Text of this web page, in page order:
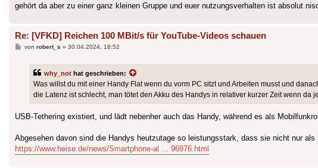
gehört da aber zu einer ganz kleinen Gruppe und euer nutzungsverhalten ist absolut
Re: [VFKD] Reichen 100 MBit/s für YouTube-Videos schauen
Beitrag
von robert_s » 30.04.2024, 18:52
why_not hat geschrieben:
Was willst du mit einer Handy Flat wenn du vorm PC sitzt und Arbeiten musst und
die Latenz ist schlecht, man tötet den Akku des Handys in relativer kurzer Zeit wenn da
USB-Tethering existiert, und lädt nebenher auch das Handy, während es als
Abgesehen davon sind die Handys heutzutage so leistungsstark, dass sie nicht nur
https://www.heise.de/news/Smartphone-al ... 96976.html